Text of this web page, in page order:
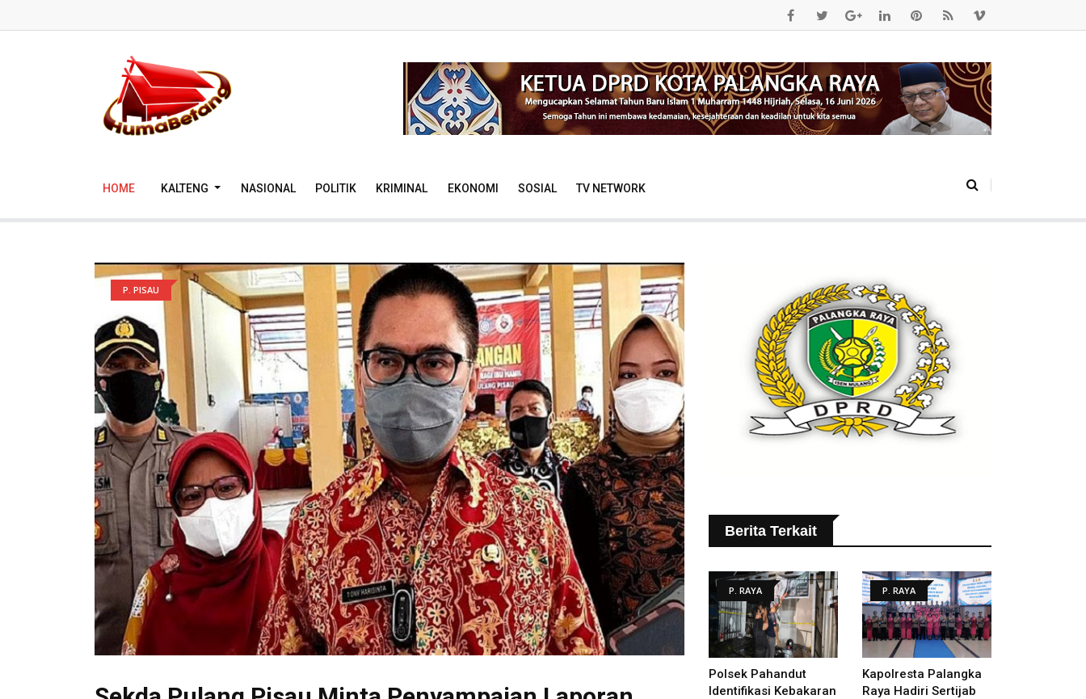
HOME KALTENG NASIONAL POLITIK KRIMINAL EKONOMI SOSIAL TV NETWORK
P. PISAU
Berita Terkait
P. RAYA
Polsek Pahandut
Identifikasi Kebakaran
P. RAYA
Kapolresta Palangka
Raya Hadiri Sertijab